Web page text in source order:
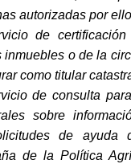
autorizadas por
de
inmuebles o de la
como titular
de consulta
sobre
de ayuda
de la Política